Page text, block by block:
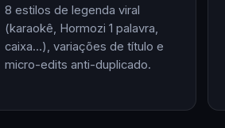
8 estilos de legenda viral
(karaokê, Hormozi 1 palavra,
caixa…), variações de título e
micro-edits anti-duplicado.